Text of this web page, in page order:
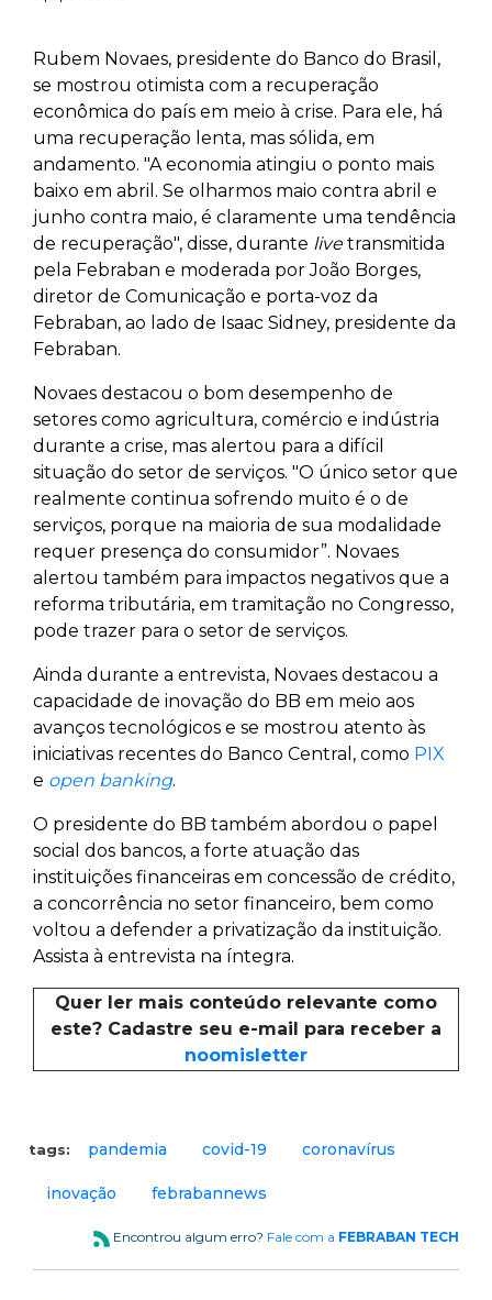
Rubem Novaes, presidente do Banco do Brasil,
se mostrou otimista com a recuperação
econômica do país em meio à crise. Para ele, há
uma recuperação lenta, mas sólida, em
andamento. "A economia atingiu o ponto mais
baixo em abril. Se olharmos maio contra abril e
junho contra maio, é claramente uma tendência
de recuperação", disse, durante livetransmitida
pela Febraban e moderada por João Borges,
diretor de Comunicação e porta-voz da
Febraban, ao lado de Isaac Sidney, presidente da
Febraban.
Novaes destacou o bom desempenho de
setores como agricultura, comércio e indústria
durante a crise, mas alertou para a difícil
situação do setor de serviços. "O único setor que
realmente continua sofrendo muito é o de
serviços, porque na maioria de sua modalidade
requer presença do consumidor”. Novaes
alertou também para impactos negativos que a
reforma tributária, em tramitação no Congresso,
pode trazer para o setor de serviços.
Ainda durante a entrevista, Novaes destacou a
capacidade de inovação do BB em meio aos
avanços tecnológicos e se mostrou atento às
iniciativas recentes do Banco Central, como PIX
e open banking.
O presidente do BB também abordou o papel
social dos bancos, a forte atuação das
instituições financeiras em concessão de crédito,
a concorrência no setor financeiro, bem como
voltou a defender a privatização da instituição.
Assista à entrevista na íntegra.
Quer ler mais conteúdo relevante como
este? Cadastre seu e-mail para receber a
noomisletter
tags: pandemia covid-19 coronavírus
inovação febrabannews
Encontrou algum erro? Fale com a FEBRABAN TECH